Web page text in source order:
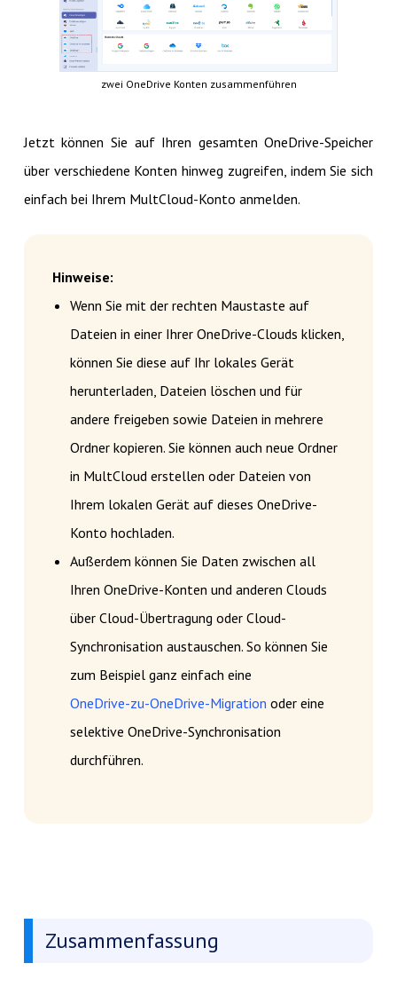
zwei OneDrive Konten zusammenführen
Jetzt können Sie auf Ihren gesamten OneDrive-Speicher
über verschiedene Konten hinweg zugreifen, indem Sie sich
einfach bei Ihrem MultCloud-Konto anmelden.
Hinweise:
Wenn Sie mit der rechten Maustaste auf
Dateien in einer Ihrer OneDrive-Clouds klicken,
können Sie diese auf Ihr lokales Gerät
herunterladen, Dateien löschen und für
andere freigeben sowie Dateien in mehrere
Ordner kopieren. Sie können auch neue Ordner
in MultCloud erstellen oder Dateien von
Ihrem lokalen Gerät auf dieses OneDrive-
Konto hochladen.
Außerdem können Sie Daten zwischen all
Ihren OneDrive-Konten und anderen Clouds
über Cloud-Übertragung oder Cloud-
Synchronisation austauschen. So können Sie
zum Beispiel ganz einfach eine
OneDrive-zu-OneDrive-Migration oder eine
selektive OneDrive-Synchronisation
durchführen.
Zusammenfassung